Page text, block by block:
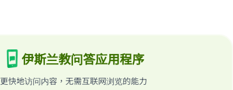
伊斯兰教问答应用程序
更快地访问内容，无需互联网浏览的能力